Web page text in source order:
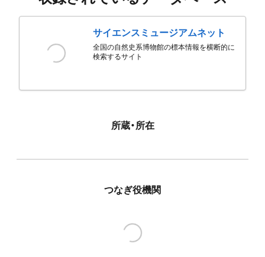
サイエンスミュージアムネット
全国の自然史系博物館の標本情報を横断的に
検索するサイト
所蔵・所在
つなぎ役機関